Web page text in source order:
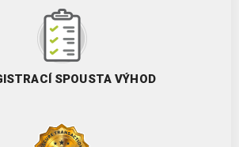
SPOUSTA VÝHOD